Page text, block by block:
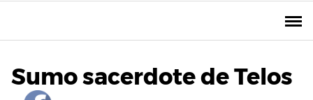
Sumo sacerdote de Telos